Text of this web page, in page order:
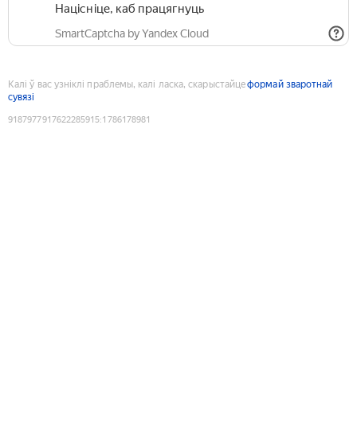
Націсніце, каб працягнуць
SmartCaptcha by Yandex Cloud
Калі ў вас узніклі праблемы, калі ласка, скарыстайцеформай зваротнай
сувязі
9187977917622285915:1786178981